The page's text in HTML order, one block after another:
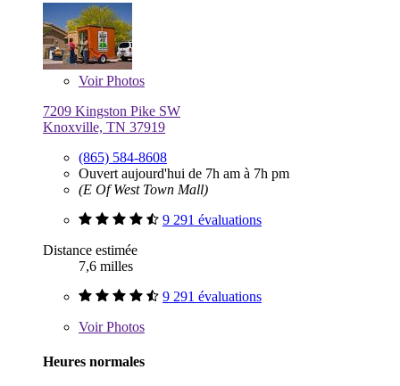
VoirPhotos
7209 Kingston Pike SW
Knoxville, TN 37919
(865) 584-8608
Ouvert aujourd'hui de 7h am à 7h pm
(E Of West Town Mall)
9 291 évaluations
Distance estimée
7,6 milles
9 291 évaluations
VoirPhotos
Heures normales